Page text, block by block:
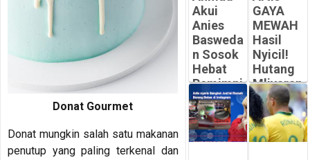
Donat Gourmet
Donat mungkin salah satu makanan
penutup yang paling terkenal dan
Akui
Anies
Basweda
n Sosok
Hebat
Pemimpi
n
Bersahaj
a dan
Berwiba
GAYA
MEWAH
Hasil
Nyicil!
Hutang
Mliyaran
Bikin
MIRIS
-
Peluangsuk